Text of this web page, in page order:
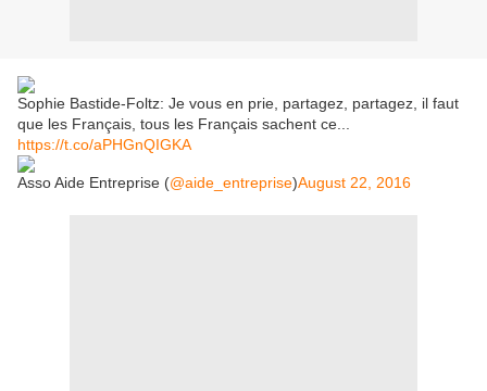
Sophie Bastide-Foltz: Je vous en prie, partagez, partagez, il faut
que les Français, tous les Français sachent ce...
https://t.co/aPHGnQIGKA
Asso Aide Entreprise (@aide_entreprise)August 22, 2016